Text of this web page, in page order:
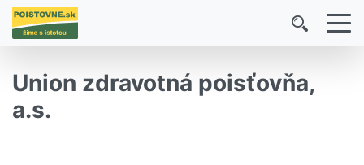
Union zdravotná poisťovňa,
a.s.